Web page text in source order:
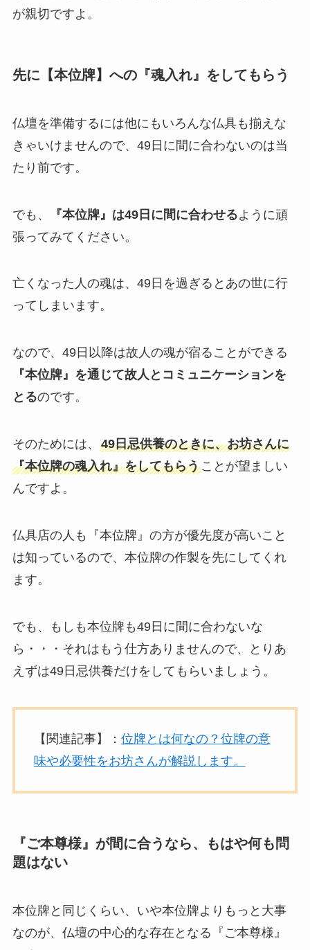
が親切ですよ。
先に【本位牌】への『魂入れ』をしてもらう
仏壇を準備するには他にもいろんな仏具も揃えな
きゃいけませんので、49日に間に合わないのは当
たり前です。
でも、 『本位牌』は49日に間に合わせるように頑
張ってみてください。
亡くなった人の魂は、49日を過ぎるとあの世に行
ってしまいます。
なので、49日以降は故人の魂が宿ることができる
『本位牌』を通じて故人とコミュニケーションを
とるのです。
そのためには、 49日忌供養のときに、お坊さんに
『本位牌の魂入れ』をしてもらうことが望ましい
んですよ。
仏具店の人も『本位牌』の方が優先度が高いこと
は知っているので、本位牌の作製を先にしてくれ
ます。
でも、もしも本位牌も49日に間に合わないな
ら・・・それはもう仕方ありませんので、とりあ
えずは49日忌供養だけをしてもらいましょう。
【関連記事】： 位牌とは何なの？位牌の意
味や必要性をお坊さんが解説します。
『ご本尊様』が間に合うなら、もはや何も問
題はない
本位牌と同じくらい、いや本位牌よりもっと大事
なのが、仏壇の中心的な存在となる『ご本尊様』